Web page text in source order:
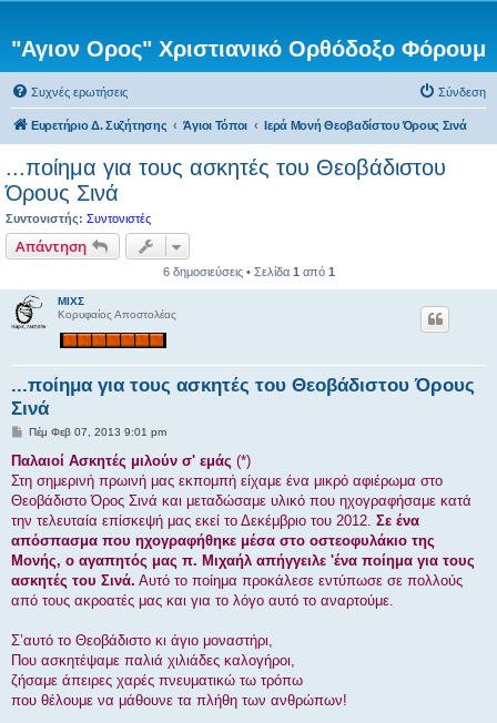
"Αγιον Ορος" Χριστιανικό Ορθόδοξο Φόρουμ
Συχνές ερωτήσεις Σύνδεση
Ευρετήριο Δ. Συζήτησης Άγιοι Τόποι Ιερά Μονή Θεοβαδίστου Όρους Σινά
...ποίημα για τους ασκητές του Θεοβάδιστου
Όρους Σινά
Συντονιστής: Συντονιστές
Απάντηση
6 δημοσιεύσεις • Σελίδα 1 από 1
ΜΙΧΣ
Κορυφαίος Αποστολέας
...ποίημα για τους ασκητές του Θεοβάδιστου Όρους
Σινά
Δ
μ
σ
ί
υ
σ
Πέμ Φεβ 07, 2013 9:01 pm
Παλαιοί Ασκητές μιλούν σ' εμάς (*)
Στη σημερινή πρωινή μας εκπομπή είχαμε ένα μικρό αφιέρωμα στο
Θεοβάδιστο Όρος Σινά και μεταδώσαμε υλικό που ηχογραφήσαμε κατά
την τελευταία επίσκεψή μας εκεί το Δεκέμβριο του 2012. Σε ένα
απόσπασμα που ηχογραφήθηκε μέσα στο οστεοφυλάκιο της
Μονής, ο αγαπητός μας π. Μιχαήλ απήγγειλε 'ένα ποίημα για τους
ασκητές του Σινά. Αυτό το ποίημα προκάλεσε εντύπωσε σε πολλούς
από τους ακροατές μας και για το λόγο αυτό το αναρτούμε.
Σ’αυτό το Θεοβάδιστο κι άγιο μοναστήρι,
Που ασκητέψαμε παλιά χιλιάδες καλογήροι,
ζήσαμε άπειρες χαρές πνευματικώ τω τρόπω
που θέλουμε να μάθουνε τα πλήθη των ανθρώπων!